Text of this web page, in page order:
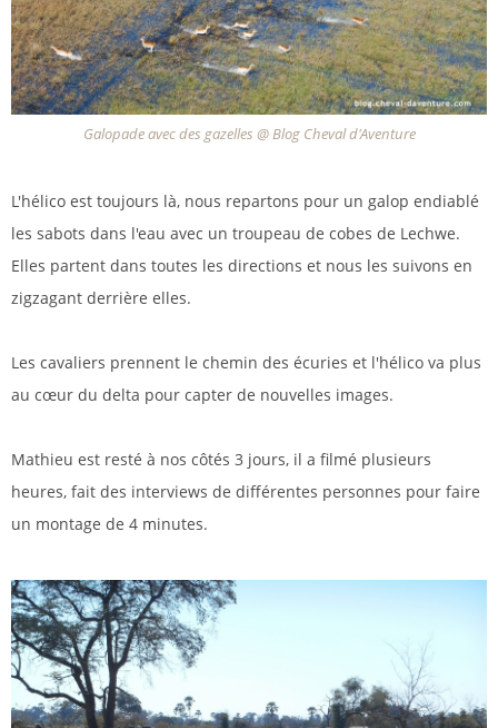
Galopade avec des gazelles @ Blog Cheval d'Aventure
L'hélico est toujours là, nous repartons pour un galop endiablé
les sabots dans l'eau avec un troupeau de cobes de Lechwe.
Elles partent dans toutes les directions et nous les suivons en
zigzagant derrière elles.
Les cavaliers prennent le chemin des écuries et l'hélico va plus
au cœur du delta pour capter de nouvelles images.
Mathieu est resté à nos côtés 3 jours, il a filmé plusieurs
heures, fait des interviews de différentes personnes pour faire
un montage de 4 minutes.